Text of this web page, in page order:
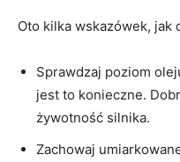
Oto kilka‍ wskazówek, jak
Sprawdzaj poziom​
jest to konieczne.
żywotność silnika.
Zachowaj